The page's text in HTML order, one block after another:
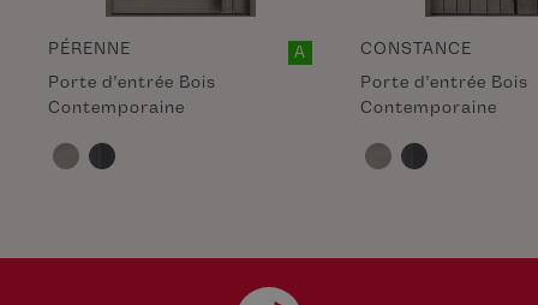
PÉRENNE
Porte d'entrée Bois
Contemporaine
A
CONSTANCE
Porte d'entrée Bois
Contemporaine